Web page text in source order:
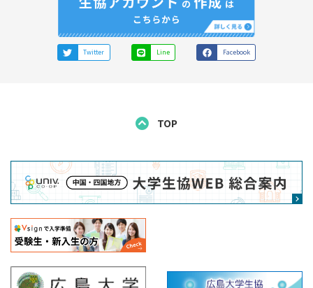
Twitter Line Facebook
TOP